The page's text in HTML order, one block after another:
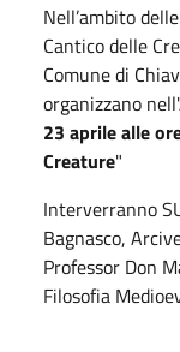
Nell’ambito
Cantico delle
Comune di
organizzano
23 aprile alle
Creature"
Interverranno
Bagnasco,
Professor Don
Filosofia